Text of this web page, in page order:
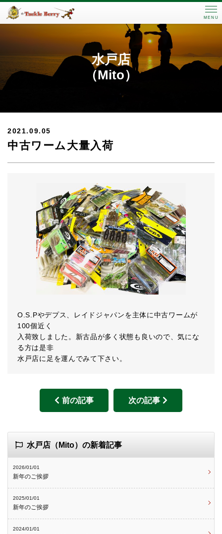
MENU
水戸店
（Mito）
2021.09.05
中古ワーム大量入荷
O.S.Pやデプス、レイドジャパンを主体に中古ワームが
100個近く
入荷致しました。新古品が多く状態も良いので、気にな
る方は是非
水戸店に足を運んでみて下さい。
前の記事 次の記事
水戸店（Mito）の新着記事
2026/01/01
新年のご挨拶
2025/01/01
新年のご挨拶
2024/01/01